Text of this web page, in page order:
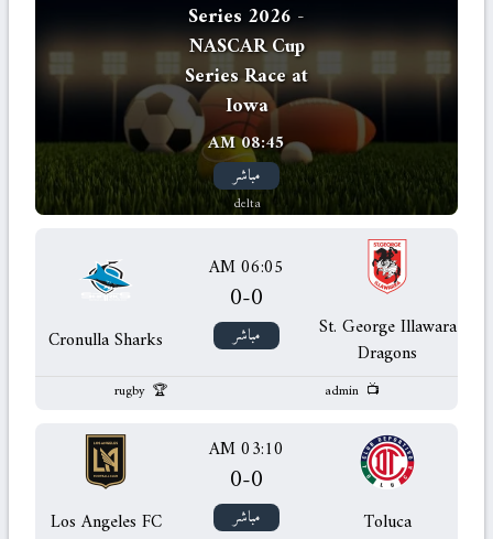
Series 2026 -
NASCAR Cup
Series Race at
Iowa
08:45 AM
مباشر
delta
St. George Illawara
Dragons
06:05 AM
0
-
0
مباشر Cronulla Sharks
admin
rugby
Toluca
03:10 AM
0
-
0
مباشر Los Angeles FC